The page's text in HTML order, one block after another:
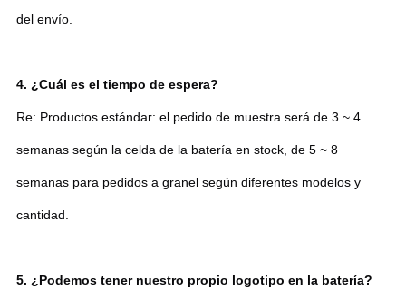
del envío.
4. ¿Cuál es el tiempo de espera?
Re: Productos estándar: el pedido de muestra será de 3 ~ 4
semanas según la celda de la batería en stock, de 5 ~ 8
semanas para pedidos a granel según diferentes modelos y
cantidad.
5. ¿Podemos tener nuestro propio logotipo en la batería?